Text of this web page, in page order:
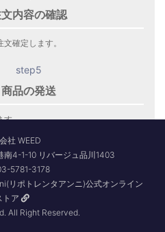
内容の確認
確定します。
step5
商品の発送
す。
社 WEED
南4-1-10 リバージュ品川1403
5781-3178
リポトレンタアンニ)公式オンライン
トア
All Right Reserved.